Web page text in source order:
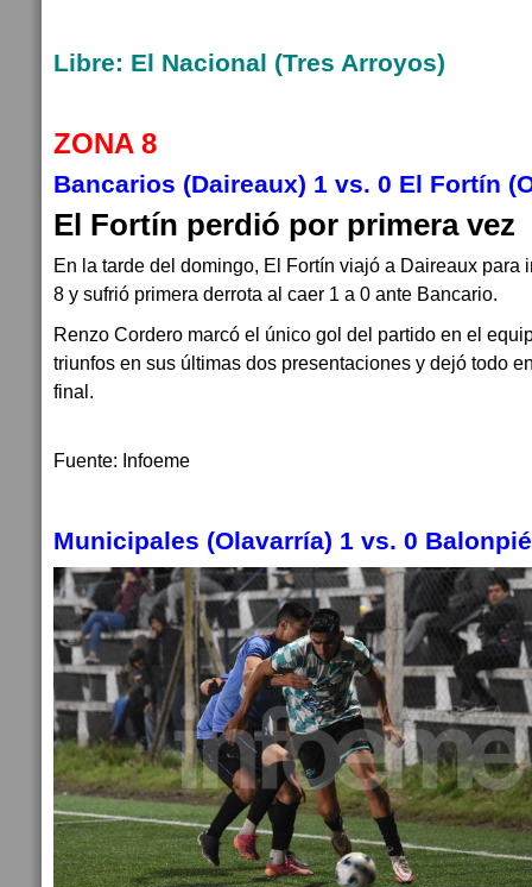
Libre: El Nacional (Tres Arroyos)
ZONA 8
Bancarios (Daireaux) 1 vs. 0 El Fortín
El Fortín perdió por primera vez
En la tarde del domingo, El Fortín viajó a Daireaux para
8 y sufrió primera derrota al caer 1 a 0 ante Bancario.
Renzo Cordero marcó el único gol del partido en el
triunfos en sus últimas dos presentaciones y dejó todo
final.
Fuente: Infoeme
Municipales (Olavarría) 1 vs. 0